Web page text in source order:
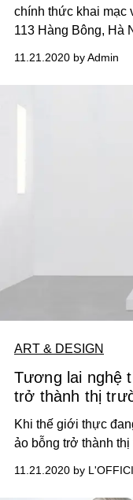
chính thức khai mạc
113 Hàng Bông, Hà
11.21.2020 by Admin
ART & DESIGN
Tương lai nghệ
trở thành thị
Khi thế giới thực
ảo bỗng trở thành
11.21.2020 by